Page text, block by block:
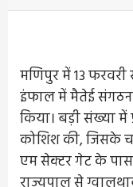
मणिपुर में 13 फरवरी
इंफाल में मैतेई संगठन
किया। बड़ी संख्या में
कोशिश की, जिसके
एम सेक्टर गेट के पास